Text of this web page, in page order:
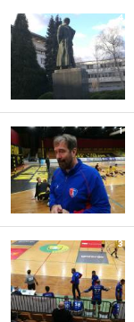
4
1
3